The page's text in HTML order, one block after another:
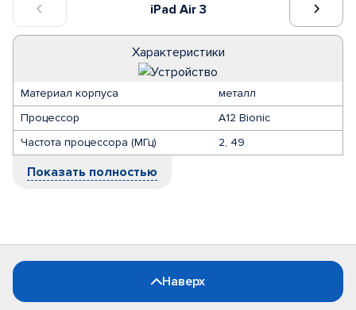
iPad Air 3
Характеристики
Материал корпуса
металл
Процессор
A12 Bionic
Частота процессора (МГц)
2, 49
Показать полностью
Наверх